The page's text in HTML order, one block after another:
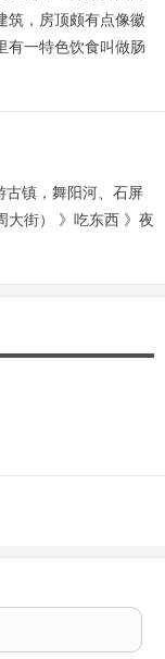
筑，房顶颇有点像徽
有一特色饮食叫做肠
古镇，舞阳河、石屏
大街） 》吃东西 》夜